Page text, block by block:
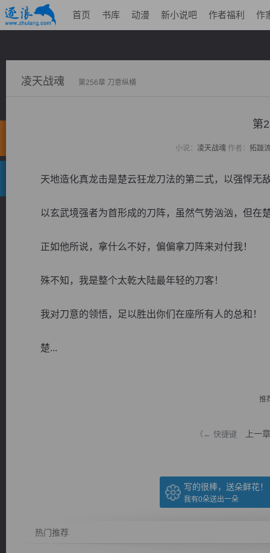
首页 书库 动漫 新小说吧 作者福利 作
凌天战魂 第256章 刀意纵横
第
小说： 凌天战魂作者： 拓跋
天地造化真龙击是楚云狂龙刀法的第二式，以强悍无
以玄武境强者为首形成的刀阵，虽然气势汹汹，但在
正如他所说，拿什么不好，偏偏拿刀阵来对付我！
殊不知，我是整个太乾大陆最年轻的刀客！
我对刀意的领悟，足以胜出你们在座所有人的总和！
楚...
推
（← 快捷键 上一章
写的很棒，送朵鲜花！
我有0朵送出一朵
热门推荐